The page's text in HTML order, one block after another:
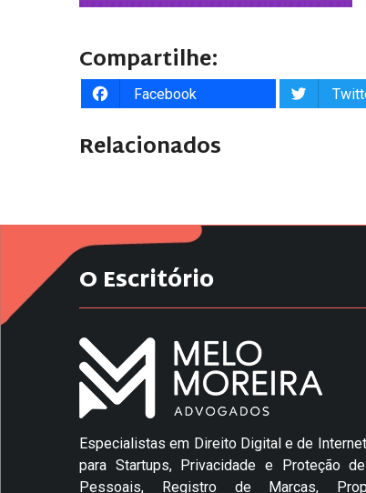
Compartilhe:
Facebook
Relacionados
O Escritório
Especialistas em Direito Digital e de
para Startups, Privacidade e Proteção
Pessoais, Registro de Marcas,